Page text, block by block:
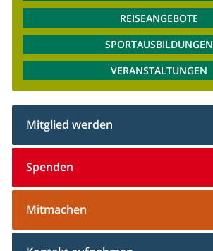
REISEANGEBOTE
SPORTAUSBILDUNGEN
VERANSTALTUNGEN
Mitglied werden
Spenden
Mitmachen